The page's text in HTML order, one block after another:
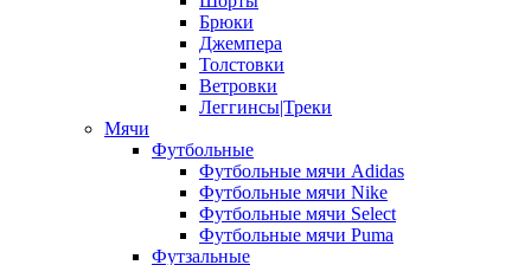
Брюки
Джемпера
Толстовки
Ветровки
Леггинсы|Треки
Мячи
Футбольные
Футбольные мячи Adidas
Футбольные мячи Nike
Футбольные мячи Select
Футбольные мячи Puma
Футзальные